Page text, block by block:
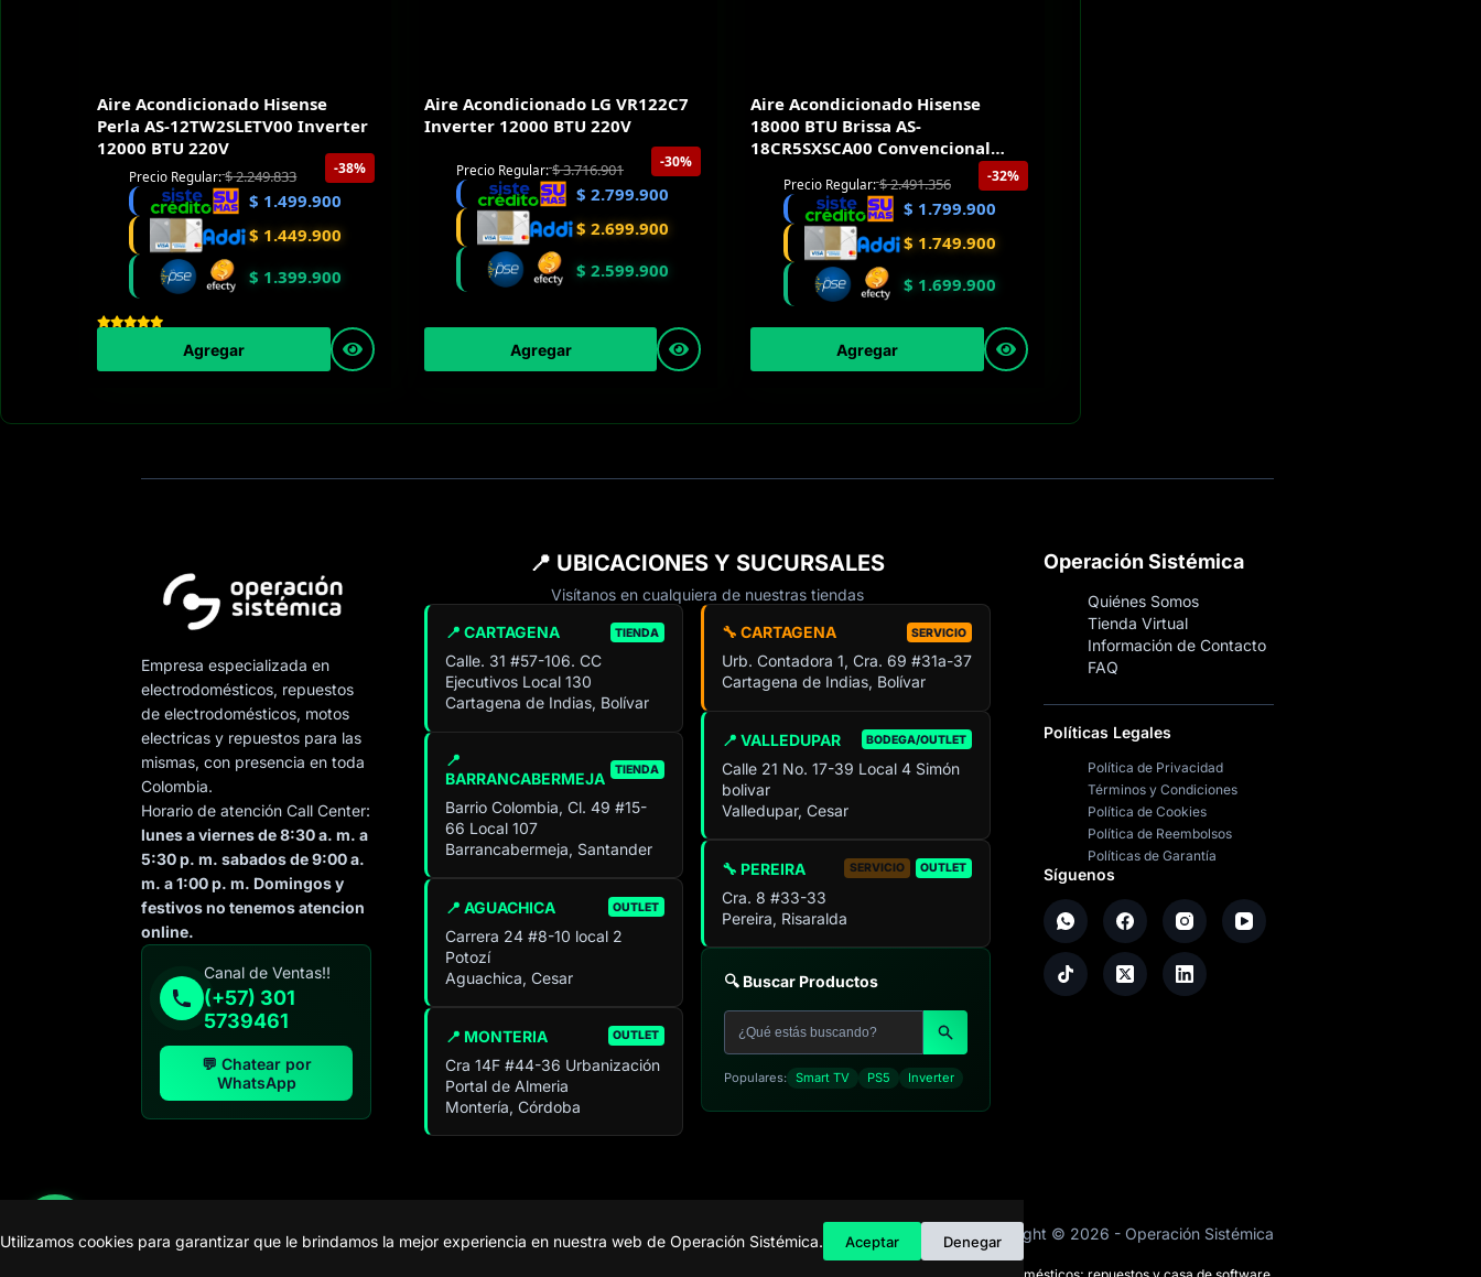
Utilizamos cookies para garantizar que le brindamos la mejor experiencia en nuestra web de Operación Sistémica. Aceptar Denegar
Aire Acondicionado Hisense
Perla AS-12TW2SLETV00 Inverter
12000 BTU 220V
-38%
Precio Regular:$2.249.833
$ 1.499.900
$ 1.449.900
$ 1.399.900
Agregar
Aire Acondicionado LG VR122C7
Inverter 12000 BTU 220V
-30%
Precio Regular:$3.716.901
$ 2.799.900
$ 2.699.900
$ 2.599.900
Agregar
Aire Acondicionado Hisense
18000 BTU Brissa AS-
18CR5SXSCA00 Convencional
-32%
Precio Regular:$2.491.356
$ 1.799.900
$ 1.749.900
$ 1.699.900
Agregar
Empresa especializada en
electrodomésticos, repuestos
de electrodomésticos, motos
electricas y repuestos para las
mismas, con presencia en toda
Colombia.
Horario de atención Call Center:
lunes a viernes de 8:30 a. m. a
5:30 p. m. sabados de 9:00 a.
m. a 1:00 p. m. Domingos y
festivos no tenemos atencion
online.
Canal de Ventas!!
(+57) 301
5739461
💬 Chatear por
WhatsApp
📍 UBICACIONES Y SUCURSALES
Visítanos en cualquiera de nuestras tiendas
📍 CARTAGENA TIENDA
Calle. 31 #57-106. CC
Ejecutivos Local 130
Cartagena de Indias, Bolívar
📍
BARRANCABERMEJA
TIENDA
Barrio Colombia, Cl. 49 #15-
66 Local 107
Barrancabermeja, Santander
📍 AGUACHICA OUTLET
Carrera 24 #8-10 local 2
Potozí
Aguachica, Cesar
📍 MONTERIA OUTLET
Cra 14F #44-36 Urbanización
Portal de Almeria
Montería, Córdoba
🔧 CARTAGENA SERVICIO
Urb. Contadora 1, Cra. 69 #31a-37
Cartagena de Indias, Bolívar
📍 VALLEDUPAR BODEGA/OUTLET
Calle 21 No. 17-39 Local 4 Simón
bolivar
Valledupar, Cesar
🔧 PEREIRA SERVICIO OUTLET
Cra. 8 #33-33
Pereira, Risaralda
🔍 Buscar Productos
Populares: Smart TV PS5 Inverter
Operación Sistémica
Quiénes Somos
Tienda Virtual
Información de Contacto
FAQ
Políticas Legales
Política de Privacidad
Términos y Condiciones
Política de Cookies
Política de Reembolsos
Políticas de Garantía
Síguenos
Copyright © 2026 - Operación Sistémica
Especialista de operación
sistémica